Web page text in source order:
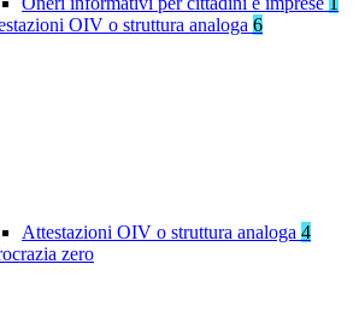
OIV o struttura analoga 6
Attestazioni OIV o struttura analoga 4
zero